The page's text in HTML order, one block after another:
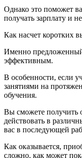
Однако это поможет
получать зарплату и
Как насчет коротких
Именно
эффективным.
В особенности, если
занятиями на
обучения.
Вы сможете получить
действовать в
вас в последующей
Как оказывается,
сложно, как может